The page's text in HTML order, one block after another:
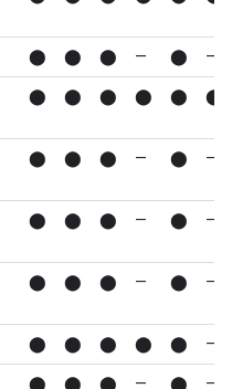
⬤ ⬤ ⬤ — ⬤ —
⬤ ⬤ ⬤ ⬤ ⬤ ⬤
⬤ ⬤ ⬤ — ⬤ —
⬤ ⬤ ⬤ — ⬤ —
⬤ ⬤ ⬤ — ⬤ —
⬤ ⬤ ⬤ ⬤ ⬤ —
⬤ ⬤ ⬤ — ⬤ —